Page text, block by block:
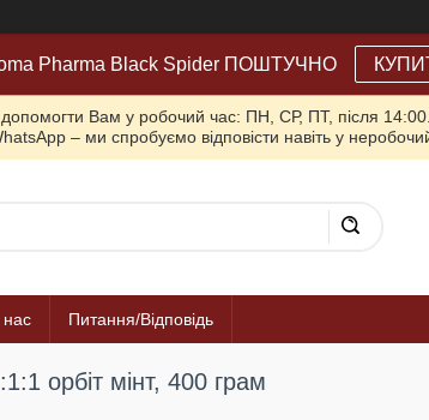
Pharma Black Spider ПОШТУЧНО
Вам у робочий час: ПН, СР, ПТ, після
– ми спробуємо відповісти навіть у
Питання/Відповідь
орбіт мінт, 400 грам